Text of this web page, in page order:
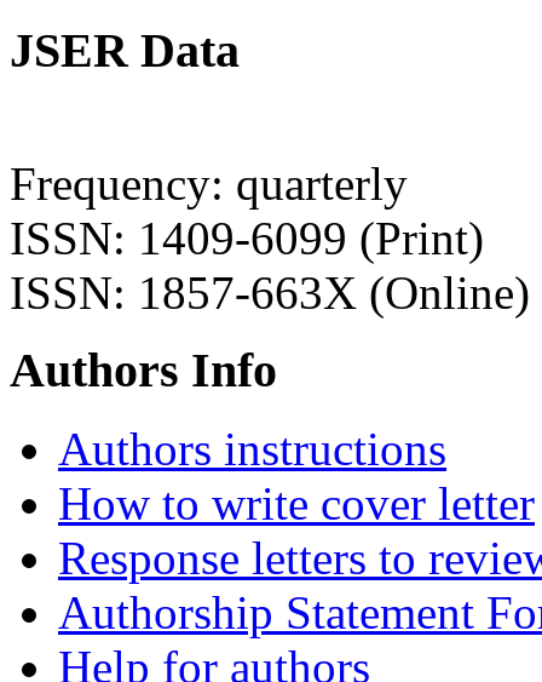
JSER Data
Frequency: quarterly
ISSN: 1409-6099 (Print)
ISSN: 1857-663X (Online)
Authors Info
Authors instructions
How to write cover letter
Response letters to
Authorship Statement
Help for authors